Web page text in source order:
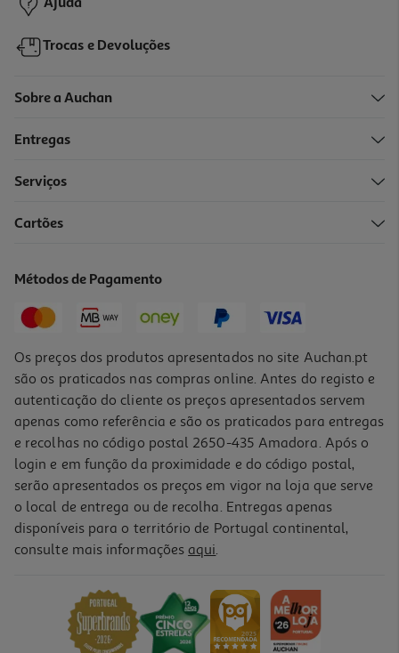
-10%
Tábua Corte Actuel Pega Tamanho L 50x17x1.5cm
Price reduced from
Ajuda
Trocas e Devoluções
Sobre a Auchan
Entregas
Serviços
Cartões
Métodos de Pagamento
Os preços dos produtos apresentados no site Auchan.pt
são os praticados nas compras online. Antes do registo e
autenticação do cliente os preços apresentados servem
apenas como referência e são os praticados para entregas
e recolhas no código postal 2650-435 Amadora. Após o
login e em função da proximidade e do código postal,
serão apresentados os preços em vigor na loja que serve
o local de entrega ou de recolha. Entregas apenas
disponíveis para o território de Portugal continental,
consulte mais informações aqui.